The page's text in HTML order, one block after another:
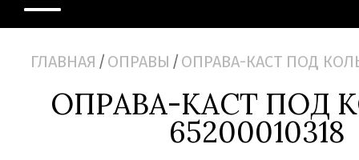
ГЛАВНАЯ / ОПРАВЫ / ОПРАВА-КАСТ ПОД
ОПРАВА-КАСТ ПОД
65200010318